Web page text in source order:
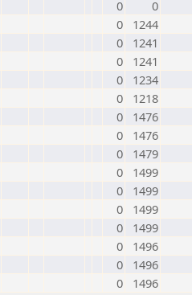
0
0
0
1244
0
1241
0
1241
0
1234
0
1218
0
1476
0
1476
0
1479
0
1499
0
1499
0
1499
0
1499
0
1496
0
1496
0 1496